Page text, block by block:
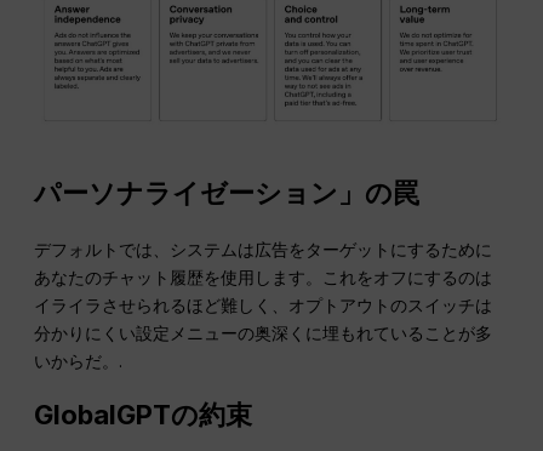
パーソナライゼーション」の罠
デフォルトでは、システムは広告をターゲットにするために
あなたのチャット履歴を使用します。これをオフにするのは
イライラさせられるほど難しく、オプトアウトのスイッチは
分かりにくい設定メニューの奥深くに埋もれていることが多
いからだ。.
GlobalGPTの約束